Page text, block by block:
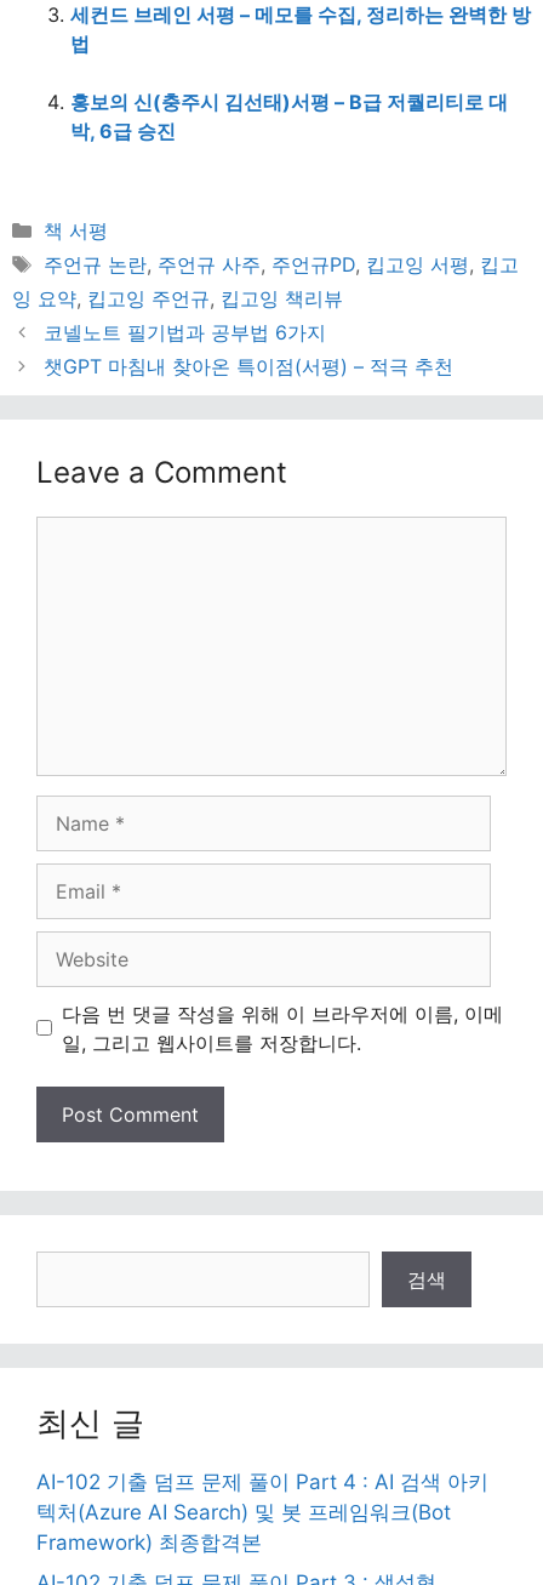
세컨드 브레인 서평 – 메모를 수집, 정리하는 완벽한 방
법
홍보의 신(충주시 김선태)서평 – B급 저퀄리티로 대
박, 6급 승진
Categories
책 서평
Tags
주언규 논란, 주언규 사주, 주언규PD, 킵고잉 서평, 킵고
잉 요약, 킵고잉 주언규, 킵고잉 책리뷰
코넬노트 필기법과 공부법 6가지
챗GPT 마침내 찾아온 특이점(서평) – 적극 추천
Leave a Comment
다음 번 댓글 작성을 위해 이 브라우저에 이름, 이메
일, 그리고 웹사이트를 저장합니다.
검색
최신 글
AI-102 기출 덤프 문제 풀이 Part 4 : AI 검색 아키
텍처(Azure AI Search) 및 봇 프레임워크(Bot
Framework) 최종합격본